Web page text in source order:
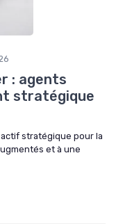
: agents
stratégique
stratégique pour la
et à une